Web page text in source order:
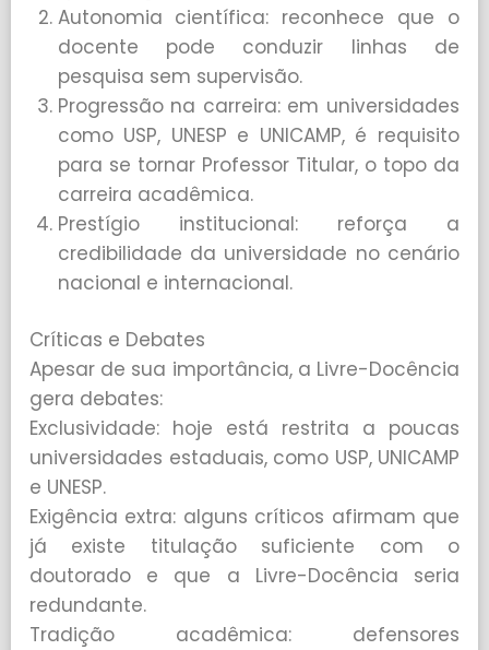
Autonomia científica: reconhece que o
docente pode conduzir linhas de
pesquisa sem supervisão.
Progressão na carreira: em universidades
como USP, UNESP e UNICAMP, é requisito
para se tornar Professor Titular, o topo da
carreira acadêmica.
Prestígio institucional: reforça a
credibilidade da universidade no cenário
nacional e internacional.
Críticas e Debates
Apesar de sua importância, a Livre-Docência
gera debates:
Exclusividade: hoje está restrita a poucas
universidades estaduais, como USP, UNICAMP
e UNESP.
Exigência extra: alguns críticos afirmam que
já existe titulação suficiente com o
doutorado e que a Livre-Docência seria
redundante.
Tradição acadêmica: defensores